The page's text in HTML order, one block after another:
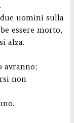
uomini sulla
essere morto,
alza.
avranno;
non